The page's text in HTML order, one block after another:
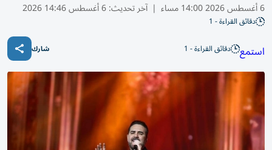
6 أغسطس 2026 14:00 مساء | آخر تحديث:6 أغسطس 14:46 2026
دقائق القراءة - 1
استمع دقائق القراءة - 1 شارك